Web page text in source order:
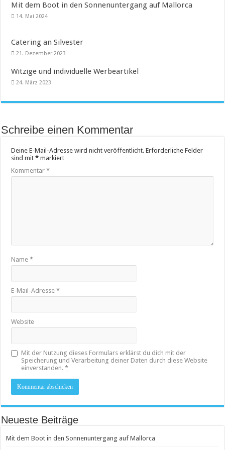
Mit dem Boot in den Sonnenuntergang auf Mallorca
14. Mai 2024
Catering an Silvester
21. Dezember 2023
Witzige und individuelle Werbeartikel
24. März 2023
Schreibe einen Kommentar
Deine E-Mail-Adresse wird nicht veröffentlicht. Erforderliche Felder
sind mit* markiert
Kommentar*
Name*
E-Mail-Adresse*
Website
Mit der Nutzung dieses Formulars erklärst du dich mit der
Speicherung und Verarbeitung deiner Daten durch diese Website
einverstanden.*
Neueste Beiträge
Mit dem Boot in den Sonnenuntergang auf Mallorca